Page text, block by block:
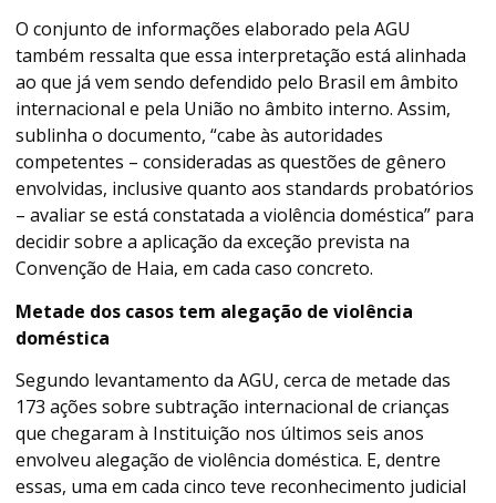
O conjunto de informações elaborado pela AGU
também ressalta que essa interpretação está alinhada
ao que já vem sendo defendido pelo Brasil em âmbito
internacional e pela União no âmbito interno. Assim,
sublinha o documento, “cabe às autoridades
competentes – consideradas as questões de gênero
envolvidas, inclusive quanto aos standards probatórios
– avaliar se está constatada a violência doméstica” para
decidir sobre a aplicação da exceção prevista na
Convenção de Haia, em cada caso concreto.
Metade dos casos tem alegação de violência
doméstica
Segundo levantamento da AGU, cerca de metade das
173 ações sobre subtração internacional de crianças
que chegaram à Instituição nos últimos seis anos
envolveu alegação de violência doméstica. E, dentre
essas, uma em cada cinco teve reconhecimento judicial